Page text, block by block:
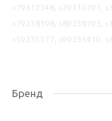
Бренд